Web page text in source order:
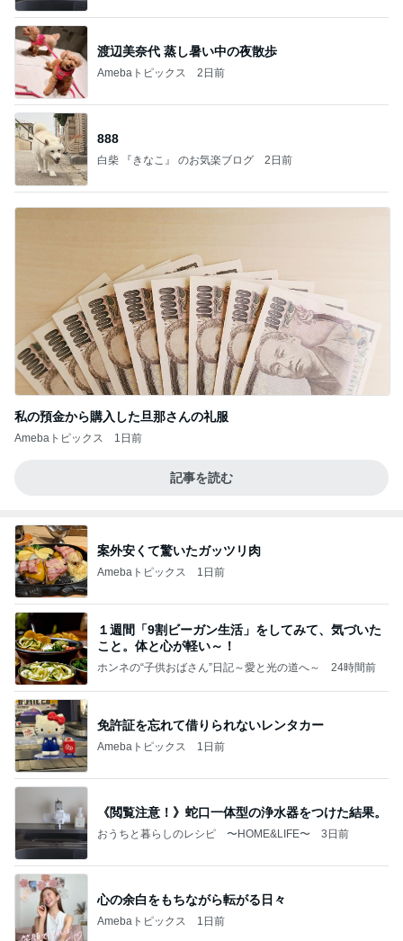
渡辺美奈代 蒸し暑い中の夜散歩
Amebaトピックス 2日前
888
白柴 『きなこ』 のお気楽ブログ 2日前
私の預金から購入した旦那さんの礼服
Amebaトピックス 1日前
記事を読む
案外安くて驚いたガッツリ肉
Amebaトピックス 1日前
１週間「9割ビーガン生活」をしてみて、気づいた
こと。体と心が軽い～！
ホンネの“子供おばさん”日記～愛と光の道へ～ 24時間前
免許証を忘れて借りられないレンタカー
Amebaトピックス 1日前
《閲覧注意！》蛇口一体型の浄水器をつけた結果。
おうちと暮らしのレシピ 〜HOME&LIFE〜 3日前
心の余白をもちながら転がる日々
Amebaトピックス 1日前